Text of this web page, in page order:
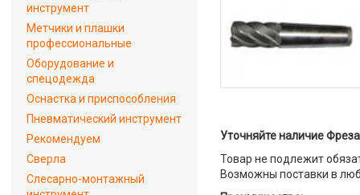
Уточняйте наличие
Товар не подлежит
Возможны поставки в
инструмент
Метчики и плашки
профессиональные
Оборудование и
спецодежда
Оснастка и приспособления
Пневматический инструмент
Рекомендуем
Сверла
Слесарно-монтажный